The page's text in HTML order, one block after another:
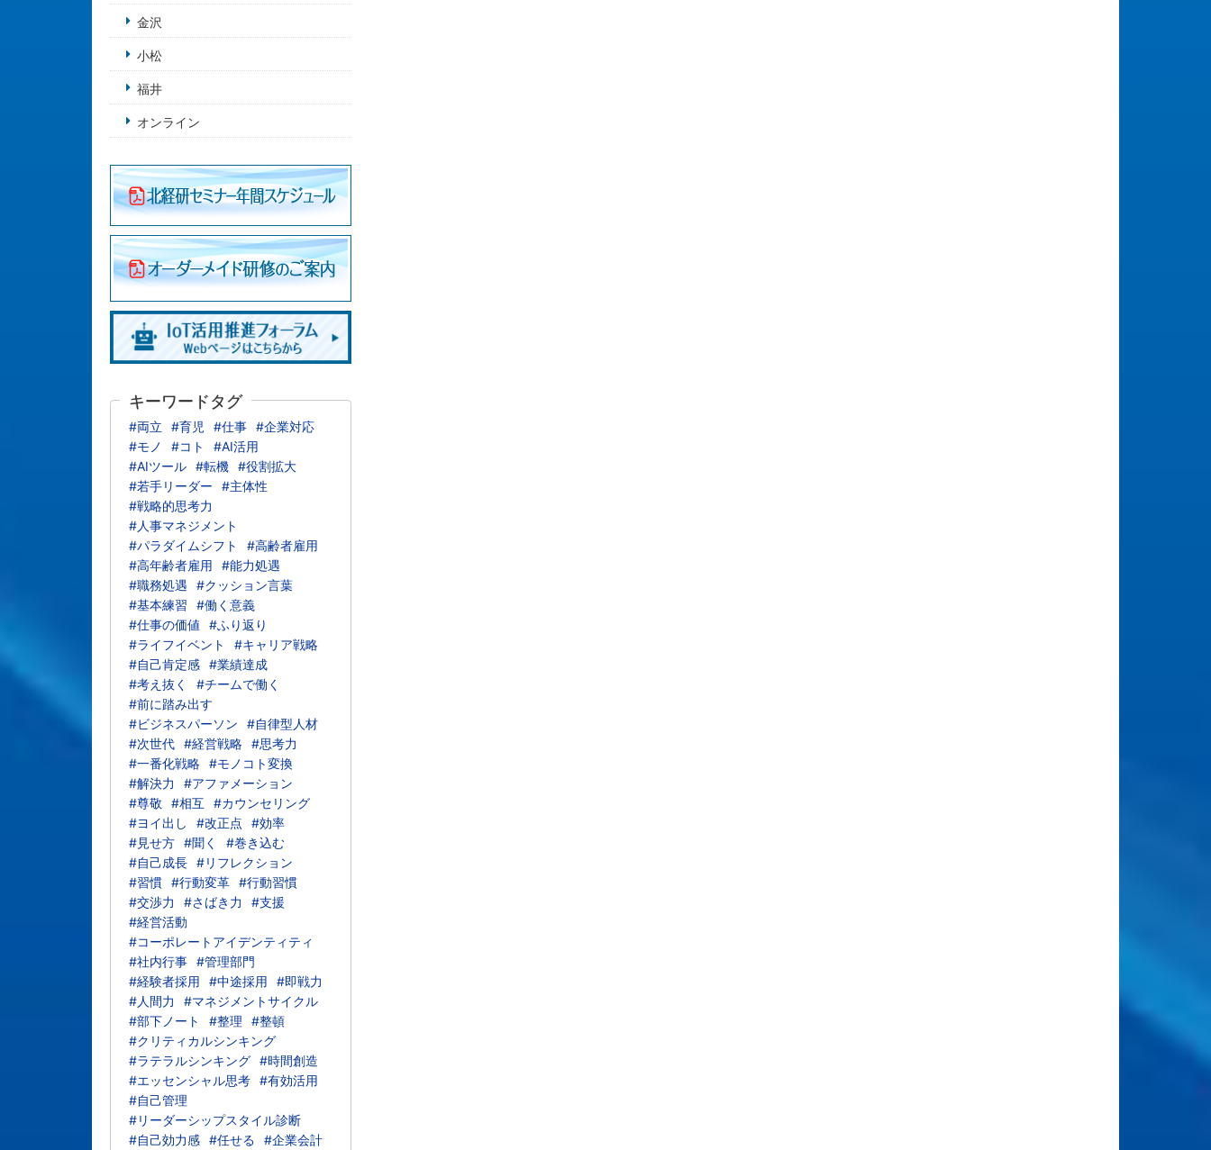
金沢
小松
福井
オンライン
キーワードタグ
#両立 #育児 #仕事 #企業対応
#モノ
#コト
#AI活用
#AIツール #転機 #役割拡大
#若手リーダー
#主体性
#戦略的思考力
#人事マネジメント
#パラダイムシフト
#高齢者雇用
#高年齢者雇用
#能力処遇
#職務処遇
#クッション言葉
#基本練習
#働く意義
#仕事の価値
#ふり返り
#ライフイベント
#キャリア戦略
#自己肯定感 #業績達成
#考え抜く
#チームで働く
#前に踏み出す
#ビジネスパーソン
#自律型人材
#次世代 #経営戦略 #思考力
#一番化戦略 #モノコト変換
#解決力
#アファメーション
#尊敬
#相互
#カウンセリング
#ヨイ出し
#改正点
#効率
#見せ方 #聞く
#巻き込む
#自己成長 #リフレクション
#習慣 #行動変革 #行動習慣
#交渉力
#さばき力
#支援
#経営活動
#コーポレートアイデンティティ
#社内行事 #管理部門
#経験者採用
#中途採用
#即戦力
#人間力
#マネジメントサイクル
#部下ノート
#整理
#整頓
#クリティカルシンキング
#ラテラルシンキング #時間創造
#エッセンシャル思考 #有効活用
#自己管理
#リーダーシップスタイル診断
#自己効力感 #任せる
#企業会計